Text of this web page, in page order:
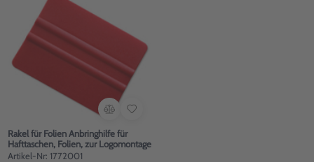
Rakel für Folien Anbringhilfe für
Hafttaschen, Folien, zur Logomontage
Artikel-Nr: 1772001